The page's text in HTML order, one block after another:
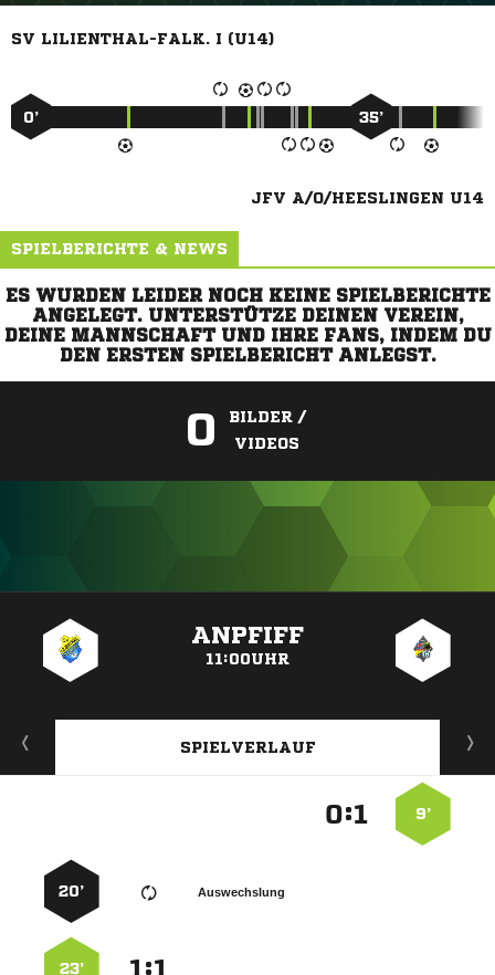
SV LILIENTHAL-FALK. I (U14)
0’ 35’
JFV A/O/HEESLINGEN U14
SPIELBERICHTE & NEWS
ES WURDEN LEIDER NOCH KEINE SPIELBERICHTE
ANGELEGT. UNTERSTÜTZE DEINEN VEREIN,
DEINE MANNSCHAFT UND IHRE FANS, INDEM DU
DEN ERSTEN SPIELBERICHT ANLEGST.
0
BILDER /
VIDEOS
ANPFIFF
11:00UHR
SPIELVERLAUF
9’
:
Auswechslung
20’
:
23’